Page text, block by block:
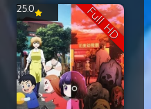
Full HD
25.0